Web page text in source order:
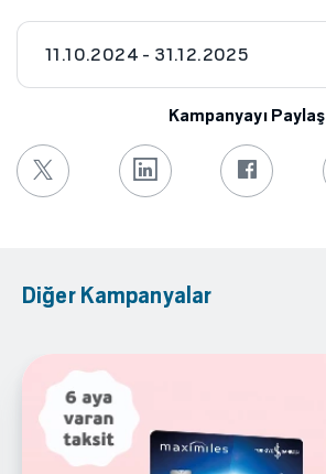
11.10.2024 - 31.12.2025
Kampanyayı Paylaş
Diğer Kampanyalar